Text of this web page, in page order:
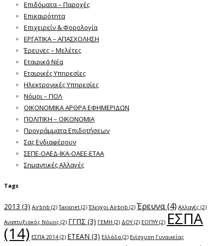
Επιδόματα – Παροχές
Επικαιρότητα
Επιχειρείν & Φορολογία
ΕΡΓΑΤΙΚΑ – ΑΠΑΣΧΟΛΗΣΗ
Έρευνες – Μελέτες
Εταιρικά Νέα
Εταιρικές Υπηρεσίες
Ηλεκτρονικές Υπηρεσίες
Νόμοι – ΠΟΛ
ΟΙΚΟΝΟΜΙΚΑ ΑΡΘΡΑ ΕΦΗΜΕΡΙΔΩΝ
ΠΟΛΙΤΙΚΗ – ΟΙΚΟΝΟΜΙΑ
Προγράμματα Επιδοτήσεων
Σας Ενδιαφέρουν
ΣΕΠΕ-ΟΑΕΔ-ΙΚΑ-ΟΑΕΕ-ΕΤΑΑ
Σημαντικές Αλλαγές
Tags
2013 (3) Airbnb (2) Taxisnet (2) Έλεγχοι Airbnb (2) Έρευνα(4) Αλλαγές (2)
Αναπτυξιακός Νόμος (2) ΓΓΠΣ (3) ΓΕΜΗ (2) ΔΟΥ(2) ΕΟΠΥΥ(2) ΕΣΠΑ
(14) ΕΣΠΑ 2014 (2) ΕΤΕΑΝ (3) Ελλάδα (2) Ενίσχυση Γυναικείας